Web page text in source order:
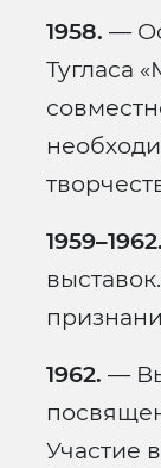
1958. —
Тугласа
1959–1962.
1962. —
Участие